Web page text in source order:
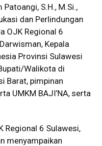
S.H., M.Si.,
dan Perlindungan
OJK Regional 6
Kepala
Provinsi Sulawesi
Walikota di
Barat, pimpinan
UMKM BAJI’NA, serta
Regional 6 Sulawesi,
menyampaikan